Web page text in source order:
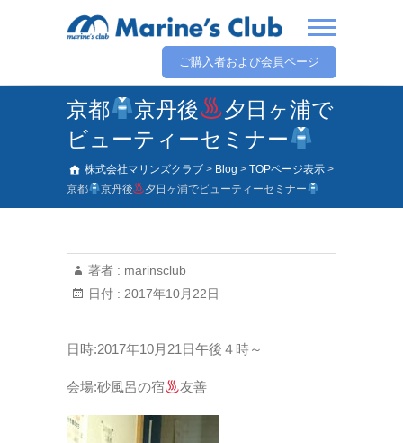
ご購入者および会員ページ
京都 京丹後
夕日ヶ浦で
ビューティーセミナー
株式会社マリンズクラブ > Blog > TOPページ表示 >
京都
京丹後 夕日ヶ浦でビューティーセミナー
著者 : marinsclub
日付 : 2017年10月22日
日時:2017年10月21日午後４時～
会場:砂風呂の宿 友善